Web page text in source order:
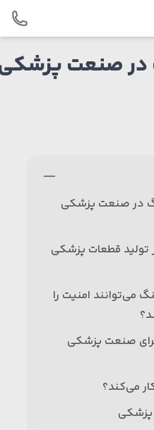
در صنعت
در صنعت پزشکی
تولید قطعات پزشکی
می‌توانند امنیت را
برای صنعت پزشکی
می‌کند؟
پزشکی